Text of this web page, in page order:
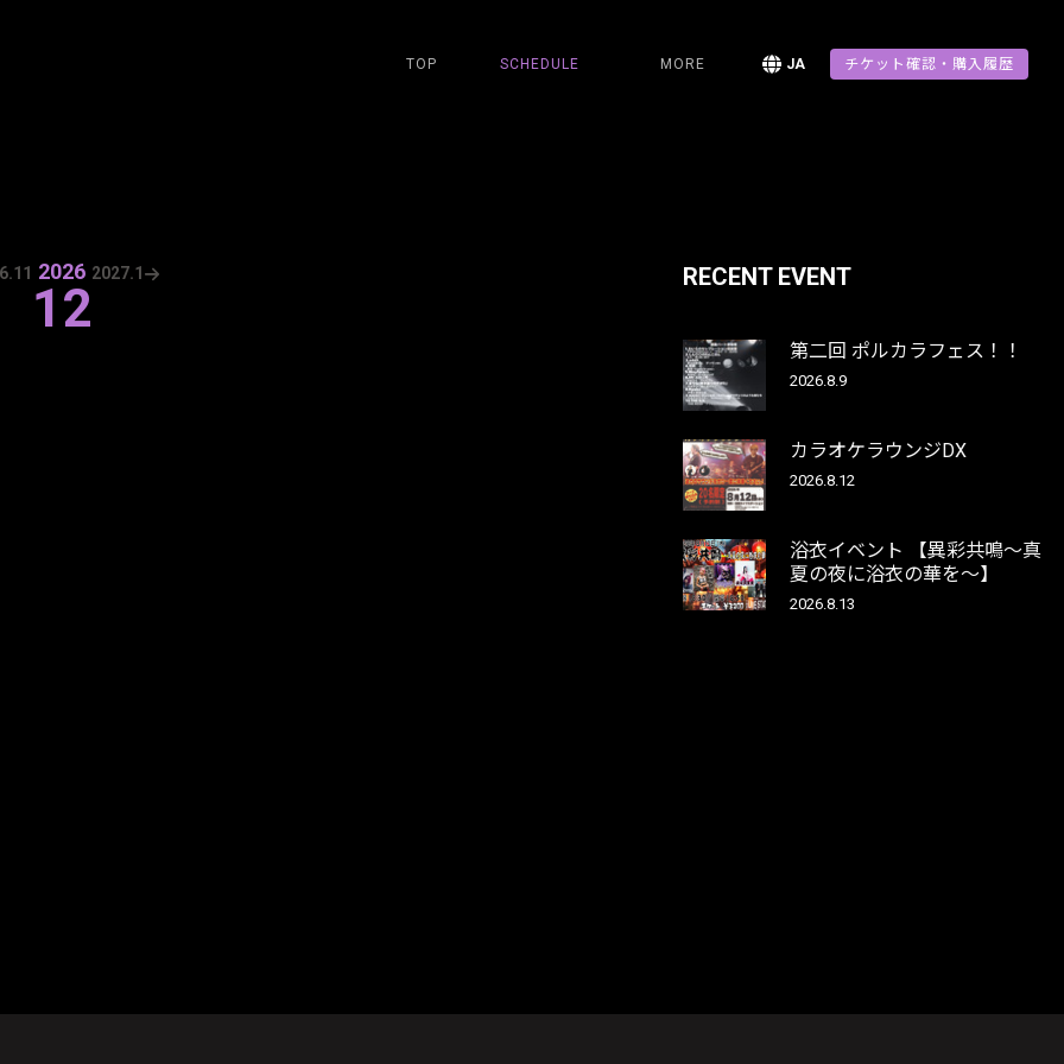
TOP SCHEDULE MORE JA チケット確認・購入履歴
11 2026
12
2027.1 RECENT EVENT
第二回 ポルカラフェス！！
2026.8.9
カラオケラウンジDX
2026.8.12
浴衣イベント 【異彩共鳴～真
夏の夜に浴衣の華を～】
2026.8.13